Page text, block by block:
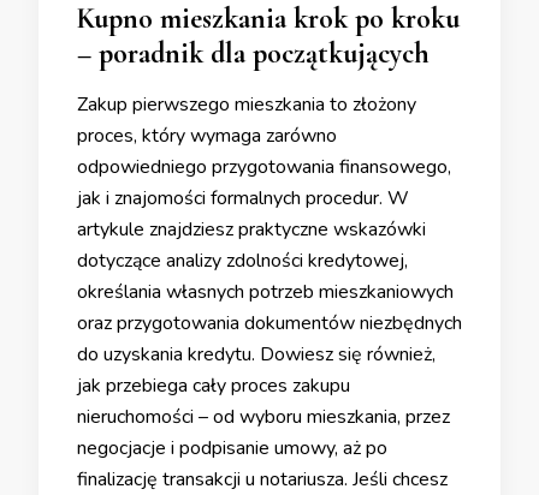
Kupno mieszkania krok po kroku
– poradnik dla początkujących
Zakup pierwszego mieszkania to złożony
proces, który wymaga zarówno
odpowiedniego przygotowania finansowego,
jak i znajomości formalnych procedur. W
artykule znajdziesz praktyczne wskazówki
dotyczące analizy zdolności kredytowej,
określania własnych potrzeb mieszkaniowych
oraz przygotowania dokumentów niezbędnych
do uzyskania kredytu. Dowiesz się również,
jak przebiega cały proces zakupu
nieruchomości – od wyboru mieszkania, przez
negocjacje i podpisanie umowy, aż po
finalizację transakcji u notariusza. Jeśli chcesz